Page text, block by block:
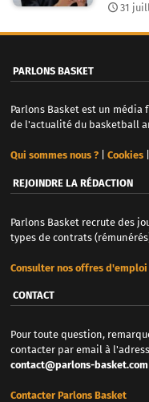
31
PARLONS BASKET
Parlons Basket est un média
de l'actualité du basketball
Qui sommes nous ?| Cookies|
REJOINDRE LA RÉDACTION
Parlons Basket recrute des
types de contrats
Consulter nos offres d'emploi
CONTACT
Pour toute question,
contacter par email à
contact@parlons-basket.com
Contacter Parlons Basket